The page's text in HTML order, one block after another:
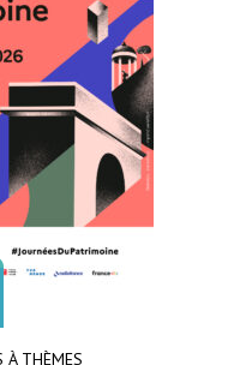
À THÈMES